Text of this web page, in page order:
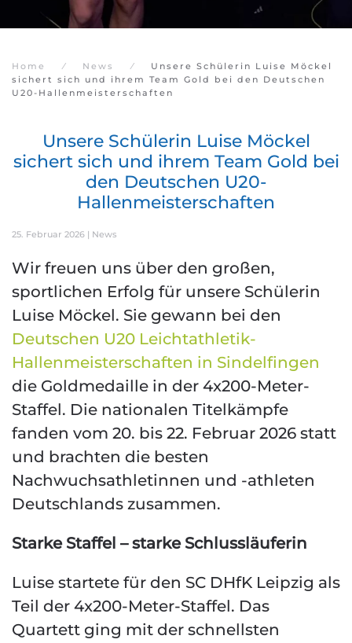
Home News
Unsere Schülerin Luise Möckel
sichert sich und ihrem Team Gold bei den Deutschen
U20-Hallenmeisterschaften
Unsere Schülerin Luise Möckel
sichert sich und ihrem Team Gold bei
den Deutschen U20-
Hallenmeisterschaften
25. Februar 2026 | News
Wir freuen uns über den großen,
sportlichen Erfolg für unsere Schülerin
Luise Möckel. Sie gewann bei den
Deutschen U20 Leichtathletik-
Hallenmeisterschaften in Sindelfingen
die Goldmedaille in der 4x200-Meter-
Staffel. Die nationalen Titelkämpfe
fanden vom 20. bis 22. Februar 2026 statt
und brachten die besten
Nachwuchsathletinnen und -athleten
Deutschlands zusammen.
Starke Staffel – starke Schlussläuferin
Luise startete für den SC DHfK Leipzig als
Teil der 4x200-Meter-Staffel. Das
Quartett ging mit der schnellsten